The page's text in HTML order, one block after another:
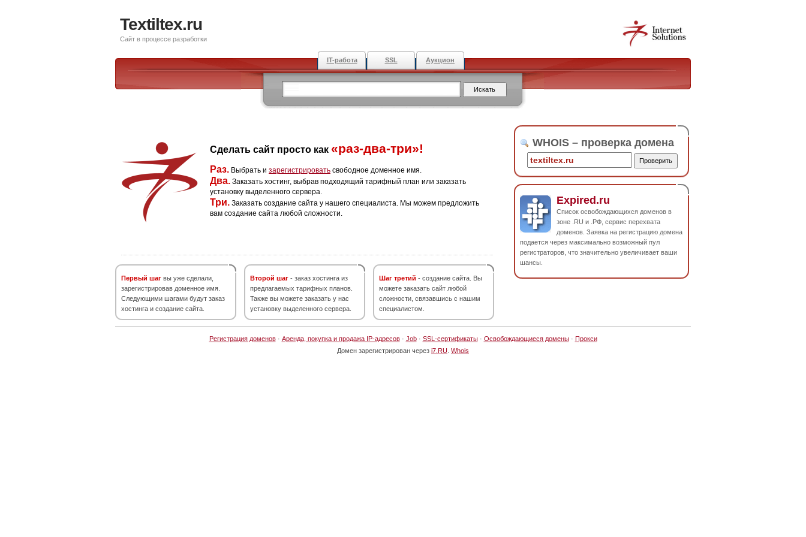
Textiltex.ru
Сайт в процессе разработки
IT-работа SSL Аукцион
Сделать сайт просто как «раз-два-три»!
Раз. Выбрать и зарегистрировать свободное доменное имя.
Два. Заказать хостинг, выбрав подходящий тарифный план или заказать
установку выделенного сервера.
Три. Заказать создание сайта у нашего специалиста. Мы можем предложить
вам создание сайта любой сложности.
Первый шаг вы уже сделали,
зарегистрировав доменное имя.
Следующими шагами будут заказ
хостинга и создание сайта.
Второй шаг - заказ хостинга из
предлагаемых тарифных планов.
Также вы можете заказать у нас
установку выделенного сервера.
Шаг третий - создание сайта. Вы
можете заказать сайт любой
сложности, связавшись с нашим
специалистом.
WHOIS – проверка домена
Expired.ru
Список освобождающихся доменов в
зоне .RU и .РФ, сервис перехвата
доменов. Заявка на регистрацию домена
подается через максимально возможный пул
регистраторов, что значительно увеличивает ваши
шансы.
Регистрация доменов· Аренда, покупка и продажа IP-адресов· Job· SSL-сертификаты· Освобождающиеся домены· Прокси
Домен зарегистрирован через i7.RU Whois